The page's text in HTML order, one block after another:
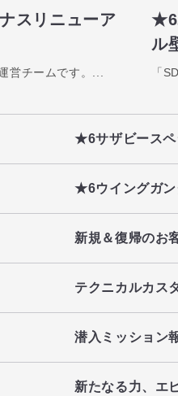
スリニューア
営チームです。...
★6
ル
「
★6サザビースペ
★6ウイングガン
新規＆復帰のお
テクニカルカス
潜入ミッション
新たなる力、エ